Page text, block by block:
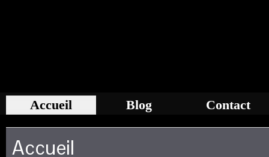
Accueil Blog Contact
Accueil